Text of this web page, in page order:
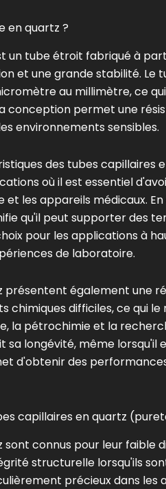
en quartz ?
un tube étroit fabriqué à
et une grande stabilité.
au millimètre, ce
conception permet une
environnements sensibles.
des tubes
où il est essentiel
et les appareils médicaux.
qu'il peut supporter des
pour les applications à
de laboratoire.
présentent également une
difficiles, ce qui
la pétrochimie et la
longévité, même lorsqu'il
d'obtenir des
capillaires en quartz
sont connus pour leur
structurelle lorsqu'ils
précieux dans les